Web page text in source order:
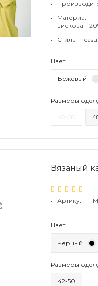
•
•
Материал —
вискоза –
•
Стиль —
Цвет
Бежевый
Размеры
Вязаный
• Артикул —
Цвет
Черный
Размеры
42-50